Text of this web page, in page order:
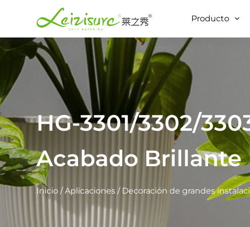
Producto
HG-3301/3302/
Acabado Brillante
Inicio /Aplicaciones / Decoración de grandes